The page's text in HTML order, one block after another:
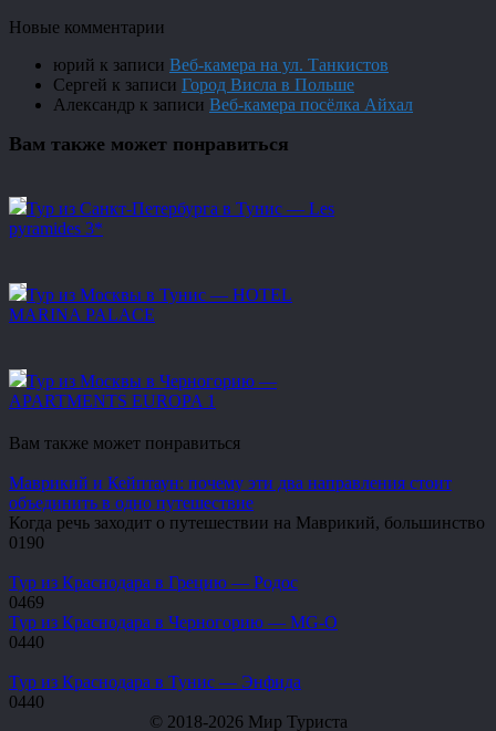
Новые комментарии
юрий к записи Веб-камера на ул. Танкистов
Сергей к записи Город Висла в Польше
Александр к записи Веб-камера посёлка Айхал
Вам также может понравиться
Тур из Санкт-Петербурга в Тунис — Les
pyramides 3*
Тур из Москвы в Тунис — HOTEL
MARINA PALACE
Тур из Москвы в Черногорию —
APARTMENTS EUROPA 1
Вам также может понравиться
Маврикий и Кейптаун: почему эти два направления стоит
объединить в одно путешествие
Когда речь заходит о путешествии на Маврикий, большинство
0190
Тур из Краснодара в Грецию — Родос
0469
Тур из Краснодара в Черногорию — MG-O
0440
Тур из Краснодара в Тунис — Энфида
0440
© 2018-2026 Мир Туриста